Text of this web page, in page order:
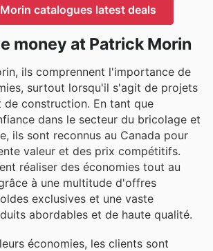
catalogues latest deals
money at Patrick Morin
ils comprennent l'importance de
surtout lorsqu'il s'agit de projets
construction. En tant que
dans le secteur du bricolage et
ils sont reconnus au Canada pour
valeur et des prix compétitifs.
réaliser des économies tout au
à une multitude d'offres
exclusives et une vaste
abordables et de haute qualité.
économies, les clients sont